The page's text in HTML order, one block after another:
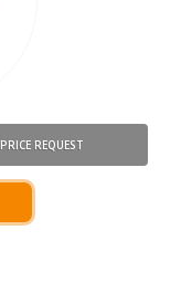
PRICE REQUEST